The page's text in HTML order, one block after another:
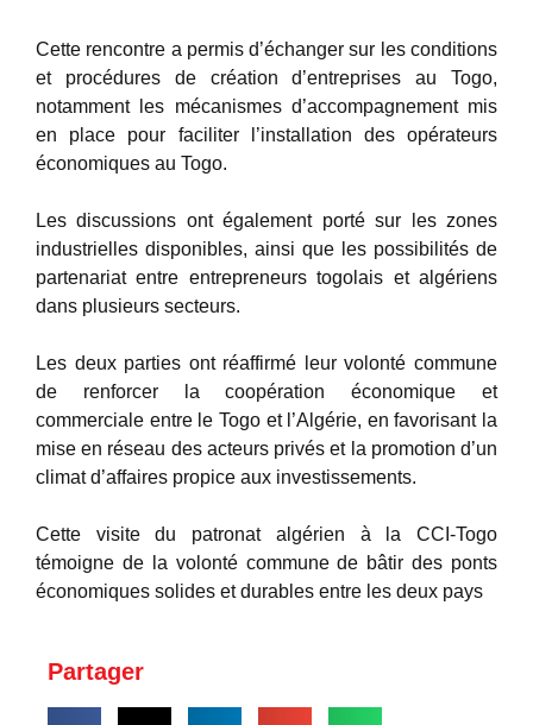
Cette rencontre a permis d’échanger sur les conditions
et procédures de création d’entreprises au Togo,
notamment les mécanismes d’accompagnement mis
en place pour faciliter l’installation des opérateurs
économiques au Togo.
Les discussions ont également porté sur les zones
industrielles disponibles, ainsi que les possibilités de
partenariat entre entrepreneurs togolais et algériens
dans plusieurs secteurs.
Les deux parties ont réaffirmé leur volonté commune
de renforcer la coopération économique et
commerciale entre le Togo et l’Algérie, en favorisant la
mise en réseau des acteurs privés et la promotion d’un
climat d’affaires propice aux investissements.
Cette visite du patronat algérien à la CCI-Togo
témoigne de la volonté commune de bâtir des ponts
économiques solides et durables entre les deux pays
Partager